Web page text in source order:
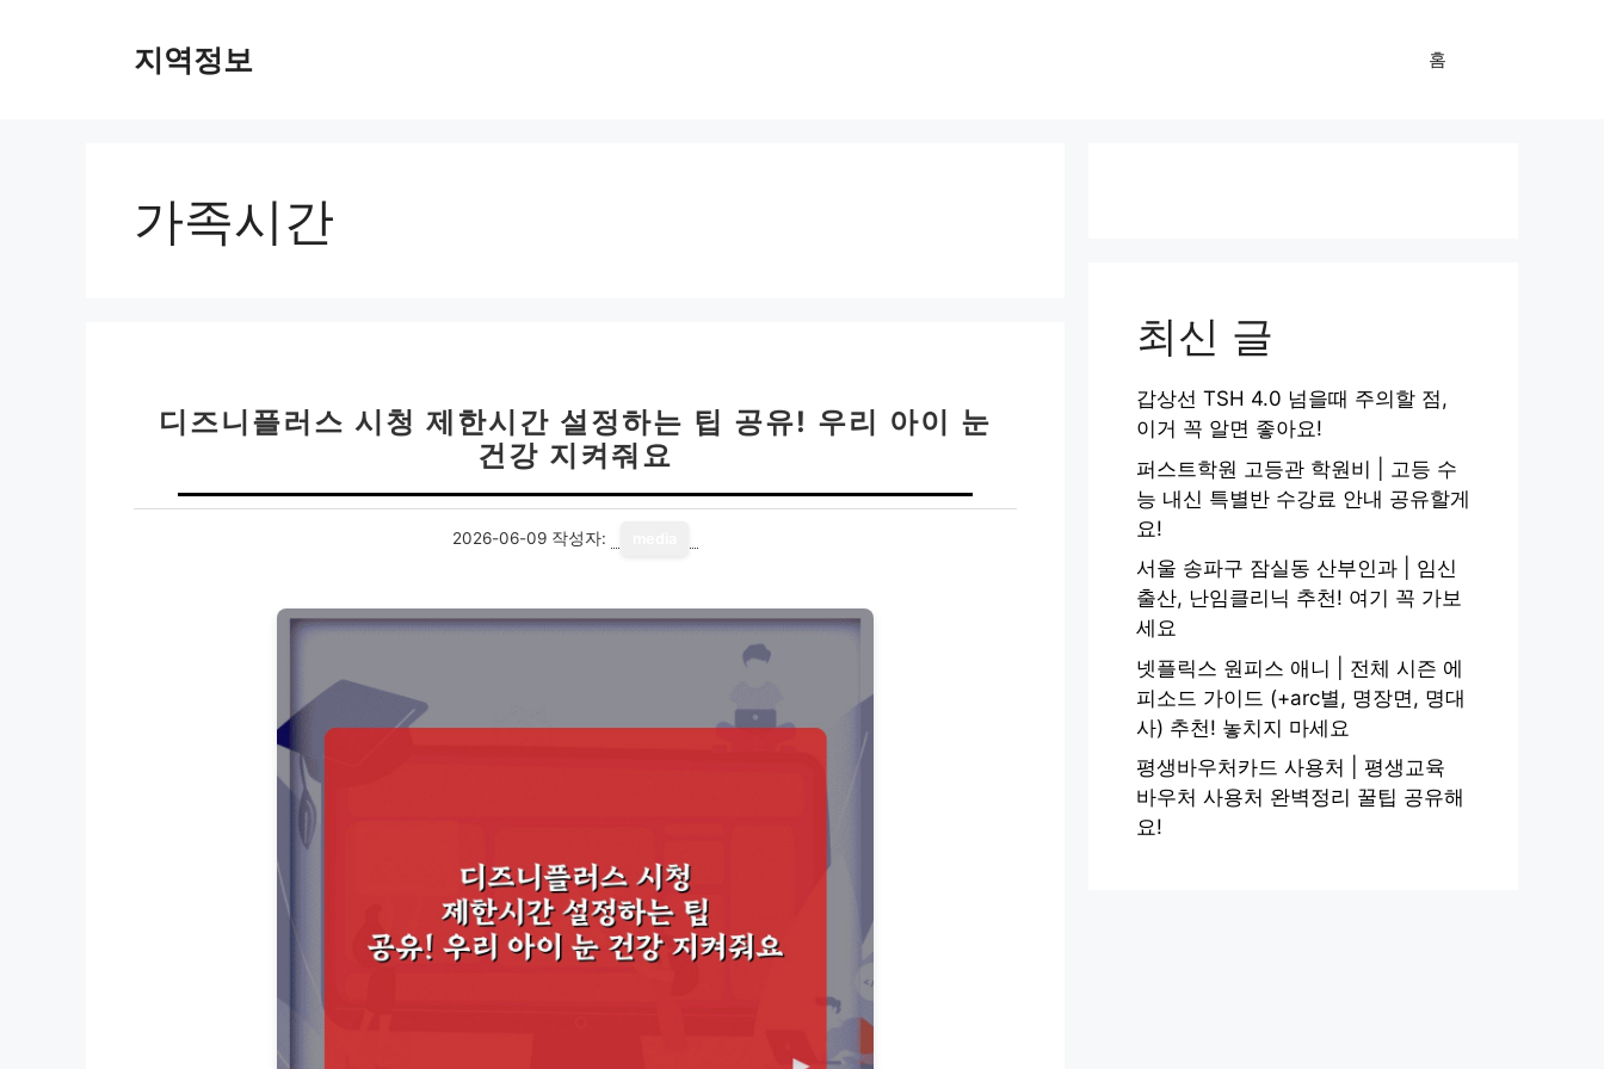
지역정보 홈
가족시간
디즈니플러스 시청 제한시간 설정하는 팁 공유! 우리 아이 눈
건강 지켜줘요
2026-06-09 작성자:
최신 글
갑상선 TSH 4.0 넘을때 주의할 점,
이거 꼭 알면 좋아요!
퍼스트학원 고등관 학원비 | 고등 수
능 내신 특별반 수강료 안내 공유할게
요!
서울 송파구 잠실동 산부인과 | 임신
출산, 난임클리닉 추천! 여기 꼭 가보
세요
넷플릭스 원피스 애니 | 전체 시즌 에
피소드 가이드 (+arc별, 명장면, 명대
사) 추천! 놓치지 마세요
평생바우처카드 사용처 | 평생교육
바우처 사용처 완벽정리 꿀팁 공유해
요!